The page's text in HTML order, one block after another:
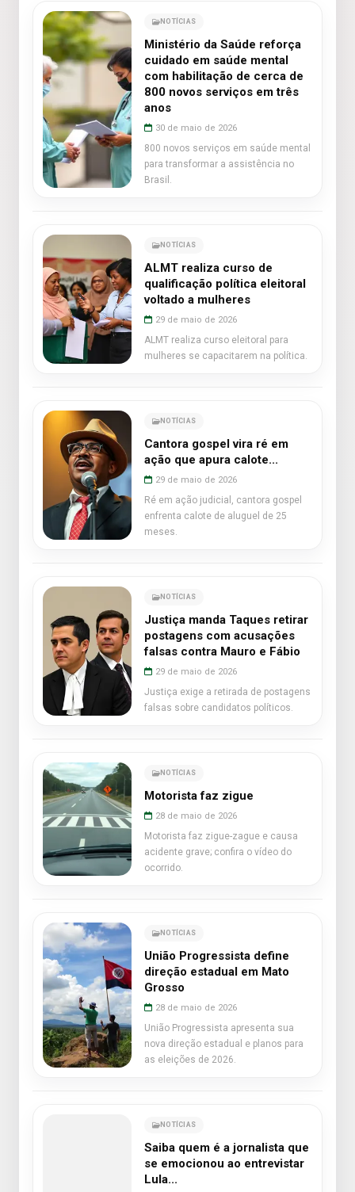
NOTÍCIAS
Ministério da Saúde reforça
cuidado em saúde mental
com habilitação de cerca de
800 novos serviços em três
anos
30 de maio de 2026
800 novos serviços em saúde mental
para transformar a assistência no
Brasil.
NOTÍCIAS
ALMT realiza curso de
qualificação política eleitoral
voltado a mulheres
29 de maio de 2026
ALMT realiza curso eleitoral para
mulheres se capacitarem na política.
NOTÍCIAS
Cantora gospel vira ré em
ação que apura calote...
29 de maio de 2026
Ré em ação judicial, cantora gospel
enfrenta calote de aluguel de 25
meses.
NOTÍCIAS
Justiça manda Taques retirar
postagens com acusações
falsas contra Mauro e Fábio
29 de maio de 2026
Justiça exige a retirada de postagens
falsas sobre candidatos políticos.
NOTÍCIAS
Motorista faz zigue
28 de maio de 2026
Motorista faz zigue-zague e causa
acidente grave; confira o vídeo do
ocorrido.
NOTÍCIAS
União Progressista define
direção estadual em Mato
Grosso
28 de maio de 2026
União Progressista apresenta sua
nova direção estadual e planos para
as eleições de 2026.
NOTÍCIAS
Saiba quem é a jornalista que
se emocionou ao entrevistar
Lula...